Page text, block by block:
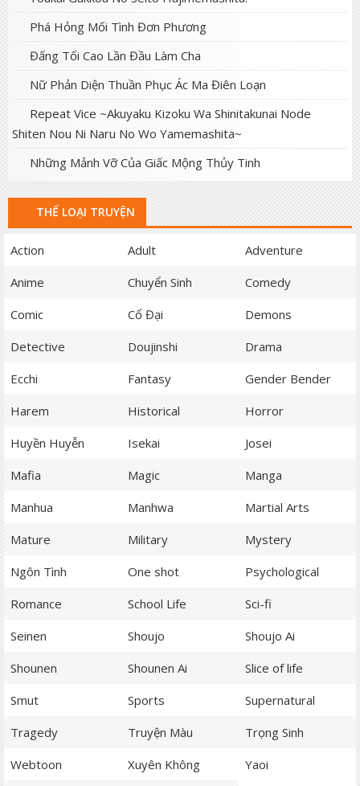
Phá Hỏng Mối Tình Đơn Phương
Đấng Tối Cao Lần Đầu Làm Cha
Nữ Phản Diện Thuần Phục Ác Ma Điên Loạn
Repeat Vice ~Akuyaku Kizoku Wa Shinitakunai Node
Shiten Nou Ni Naru No Wo Yamemashita~
Những Mảnh Vỡ Của Giấc Mộng Thủy Tinh
THỂ LOẠI TRUYỆN
Action Adult
Adventure
Anime
Chuyển Sinh
Comedy
Comic
Cổ Đại
Demons
Detective
Doujinshi
Drama
Ecchi
Fantasy
Gender Bender
Harem
Historical
Horror
Huyền Huyễn
Isekai
Josei
Mafia
Magic
Manga
Manhua
Manhwa
Martial Arts
Mature
Military
Mystery
Ngôn Tình
One shot
Psychological
Romance
School Life
Sci-fi
Seinen
Shoujo
Shoujo Ai
Shounen
Shounen Ai
Slice of life
Smut
Sports
Supernatural
Tragedy
Truyện Màu
Trọng Sinh
Webtoon
Xuyên Không
Yaoi